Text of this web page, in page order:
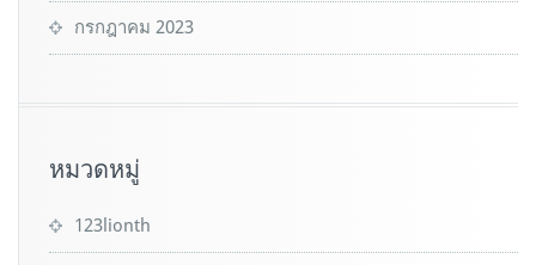
กรกฎาคม 2023
หมวดหมู่
123lionth